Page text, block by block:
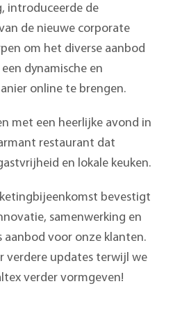
introduceerde de
de nieuwe corporate
om het diverse aanbod
dynamische en
online te brengen.
met een heerlijke avond in
restaurant dat
en lokale keuken.
bevestigt
samenwerking en
voor onze klanten.
verdere updates terwijl we
verder vormgeven!